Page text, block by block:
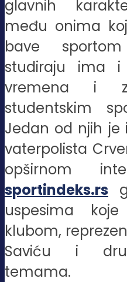
glavnih
među onima
bave
studiraju ima
vremena i
studentskim
Jedan od njih je
vaterpolista
opširnom
sportindeks.rs
uspesima
klubom,
Saviću i
temama.